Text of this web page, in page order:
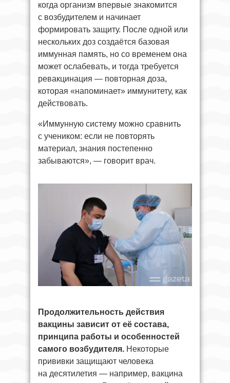
когда организм впервые знакомится
с возбудителем и начинает
формировать защиту. После одной или
нескольких доз создаётся базовая
иммунная память, но со временем она
может ослабевать, и тогда требуется
ревакцинация — повторная доза,
которая «напоминает» иммунитету, как
действовать.
«Иммунную систему можно сравнить
с учеником: если не повторять
материал, знания постепенно
забываются», — говорит врач.
Продолжительность действия
вакцины зависит от её состава,
принципа работы и особенностей
самого возбудителя. Некоторые
прививки защищают человека
на десятилетия — например, вакцина